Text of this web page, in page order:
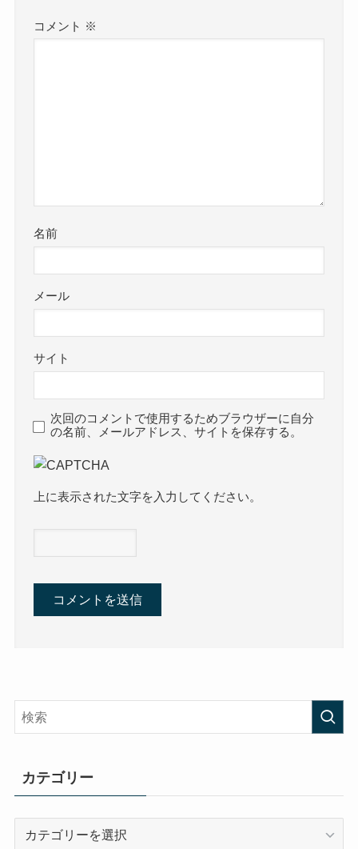
コメント ※
名前
メール
サイト
次回のコメントで使用するためブラウザーに自分
の名前、メールアドレス、サイトを保存する。
上に表示された文字を入力してください。
カテゴリー